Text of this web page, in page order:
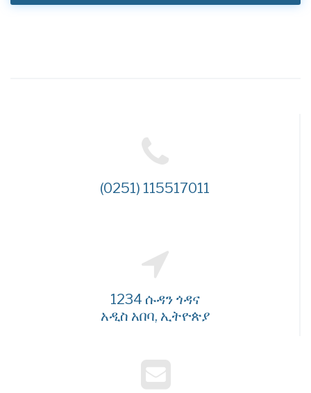
(0251) 115517011
1234 ሱዳን ጎዳና
አዲስ አበባ, ኢትዮጵያ